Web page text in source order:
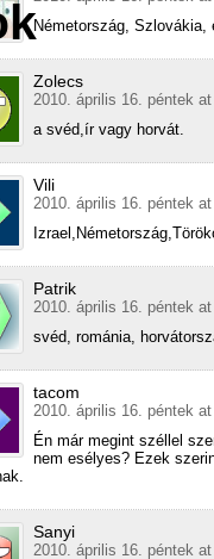
Németország, Szlovákia,
Zolecs
2010. április 16. péntek
a svéd,ír vagy horvát.
Vili
2010. április 16. péntek
Patrik
2010. április 16. péntek
svéd, románia,
tacom
2010. április 16. péntek
Én már megint széllel
nem esélyes? Ezek
Sanyi
2010. április 16. péntek